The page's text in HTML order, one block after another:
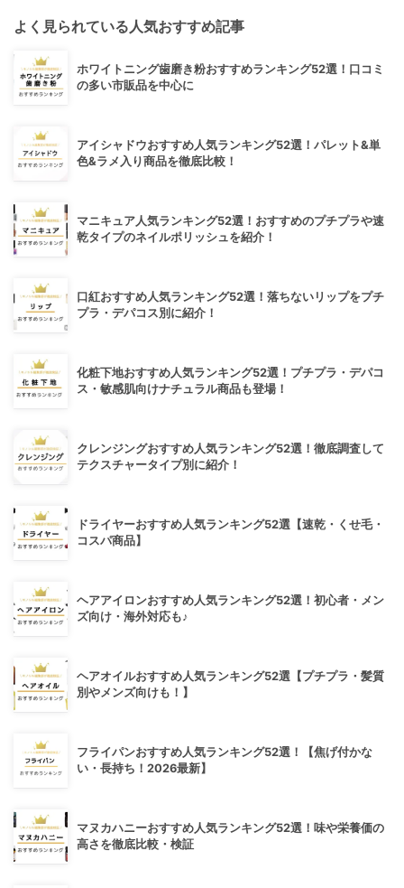
よく見られている人気おすすめ記事
ホワイトニング歯磨き粉おすすめランキング52選！口コミ
の多い市販品を中心に
アイシャドウおすすめ人気ランキング52選！パレット&単
色&ラメ入り商品を徹底比較！
マニキュア人気ランキング52選！おすすめのプチプラや速
乾タイプのネイルポリッシュを紹介！
口紅おすすめ人気ランキング52選！落ちないリップをプチ
プラ・デパコス別に紹介！
化粧下地おすすめ人気ランキング52選！プチプラ・デパコ
ス・敏感肌向けナチュラル商品も登場！
クレンジングおすすめ人気ランキング52選！徹底調査して
テクスチャータイプ別に紹介！
ドライヤーおすすめ人気ランキング52選【速乾・くせ毛・
コスパ商品】
ヘアアイロンおすすめ人気ランキング52選！初心者・メン
ズ向け・海外対応も♪
ヘアオイルおすすめ人気ランキング52選【プチプラ・髪質
別やメンズ向けも！】
フライパンおすすめ人気ランキング52選！【焦げ付かな
い・長持ち！2026最新】
マヌカハニーおすすめ人気ランキング52選！味や栄養価の
高さを徹底比較・検証